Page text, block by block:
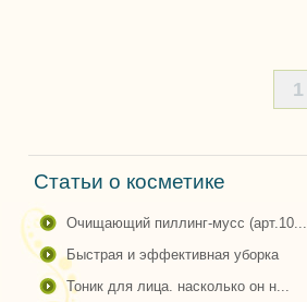
1
Статьи о косметике
очищающий пиллинг-мусс (арт.10...
быстрая и эффективная уборка
тоник для лица. насколько он н...